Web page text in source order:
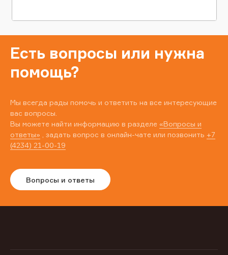
Есть вопросы или нужна
помощь?
Мы всегда рады помочь и ответить на все интересующие
вас вопросы.
Вы можете найти информацию в разделе «Вопросы и
ответы» , задать вопрос в онлайн-чате или позвонить +7
(4234) 21-00-19
Вопросы и ответы